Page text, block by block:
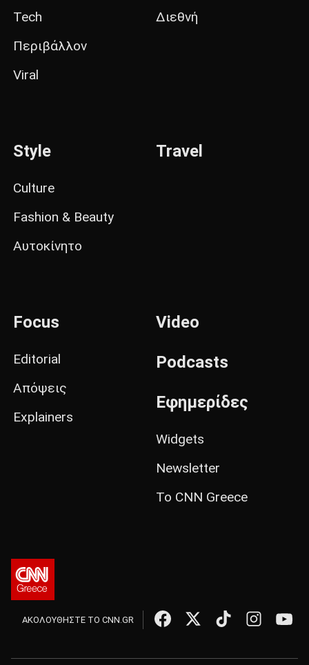
Tech
Περιβάλλον
Viral
Διεθνή
Style
Culture
Fashion & Beauty
Αυτοκίνητο
Travel
Focus
Editorial
Απόψεις
Explainers
Video
Podcasts
Εφημερίδες
Widgets
Newsletter
Το CNN Greece
ΑΚΟΛΟΥΘΗΣΤΕ ΤΟ CNN.GR